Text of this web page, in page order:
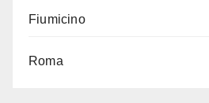
Fiumicino
Roma